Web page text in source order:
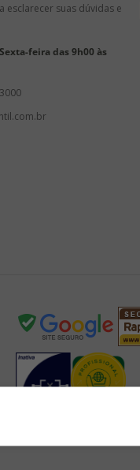
esclarecer suas dúvidas e
feira das 9h00 às